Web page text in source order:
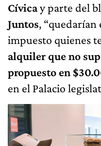
Cívicay parte del
Juntos, “quedarían
impuesto quienes
alquiler que no
propuesto en
en el Palacio